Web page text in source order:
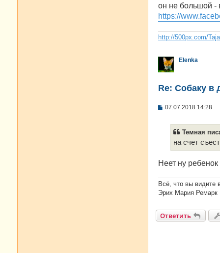
он не большой -
https://
http://500px.com/
Elenka
Re: Собаку в
С
е
07.07.2018 14:28
Темная
на счет
Неет ну
Всё, что вы
Эрих Мария Ремарк
Ответить